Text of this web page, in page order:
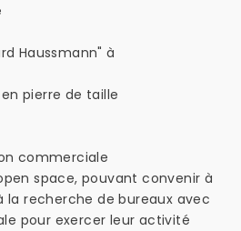
Haussmann" à
pierre de taille
commerciale
space, pouvant convenir à
la recherche de bureaux avec
pour exercer leur activité